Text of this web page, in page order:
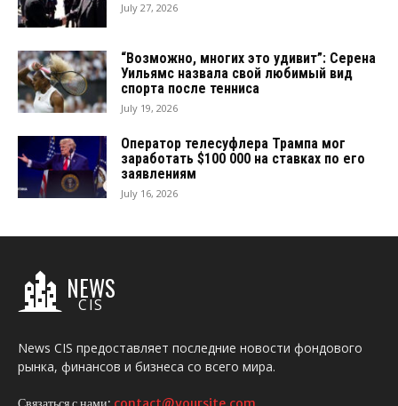
July 27, 2026
“Возможно, многих это удивит”: Серена
Уильямс назвала свой любимый вид
спорта после тенниса
July 19, 2026
Оператор телесуфлера Трампа мог
заработать $100 000 на ставках по его
заявлениям
July 16, 2026
NEWS
CIS
News CIS предоставляет последние новости фондового
рынка, финансов и бизнеса со всего мира.